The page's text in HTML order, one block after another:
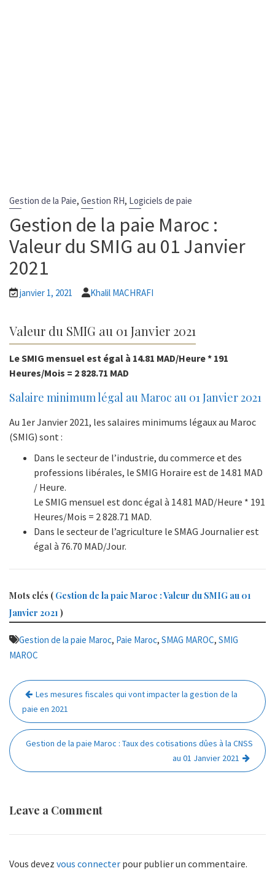
Gestion de la Paie, Gestion RH, Logiciels de paie
Gestion de la paie Maroc :
Valeur du SMIG au 01 Janvier
2021
janvier 1, 2021 Khalil MACHRAFI
Valeur du SMIG au 01 Janvier 2021
Le SMIG mensuel est égal à 14.81 MAD/Heure * 191
Heures/Mois = 2 828.71 MAD
Salaire minimum légal au Maroc au 01 Janvier 2021
Au 1er Janvier 2021, les salaires minimums légaux au Maroc
(SMIG) sont :
Dans le secteur de l’industrie, du commerce et des
professions libérales, le SMIG Horaire est de 14.81 MAD
/ Heure.
Le SMIG mensuel est donc égal à 14.81 MAD/Heure * 191
Heures/Mois = 2 828.71 MAD.
Dans le secteur de l’agriculture le SMAG Journalier est
égal à 76.70 MAD/Jour.
Mots clés ( Gestion de la paie Maroc : Valeur du SMIG au 01
Janvier 2021 )
Gestion de la paie Maroc, Paie Maroc, SMAG MAROC, SMIG
MAROC
Navigation
de
l’article
Les mesures fiscales qui vont impacter la gestion de la
paie en 2021
Gestion de la paie Maroc : Taux des cotisations dûes à la CNSS
au 01 Janvier 2021
Leave a Comment
Vous devez vous connecter pour publier un commentaire.